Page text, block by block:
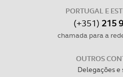
PORTUGAL E
(+351) 215
chamada para a
OUTROS
Delegações e